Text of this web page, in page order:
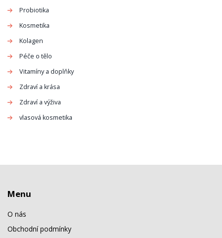
Probiotika
Kosmetika
Kolagen
Péče o tělo
Vitamíny a doplňky
Zdraví a krása
Zdraví a výživa
vlasová kosmetika
Menu
O nás
Obchodní podmínky